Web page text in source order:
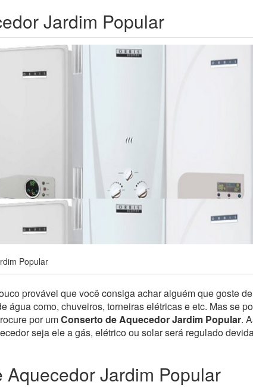
Jardim Popular
Popular
provável que você consiga achar alguém que goste
como, chuveiros, torneiras elétricas e etc. Mas se
por umConserto de Aquecedor Jardim Popular.
seja ele a gás, elétrico ou solar será regulado
Jardim Popular